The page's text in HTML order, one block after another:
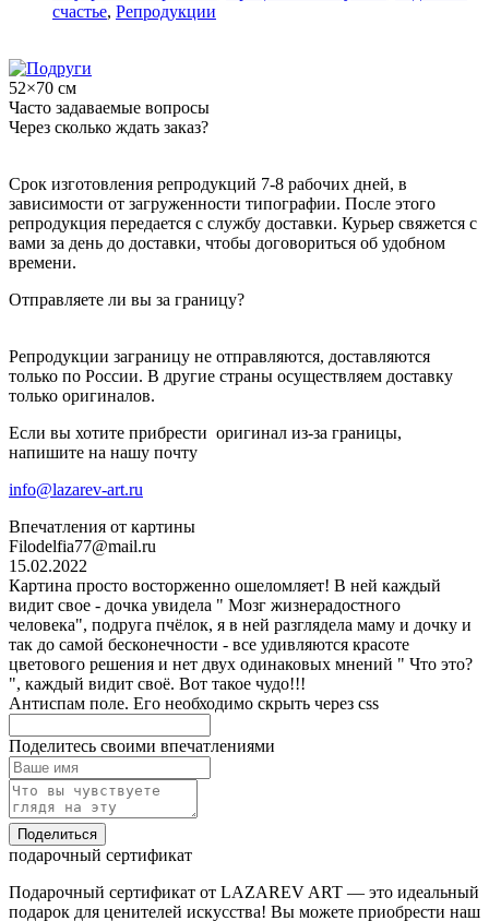
счастье, Репродукции
52×70 см
Часто задаваемые вопросы
Через сколько ждать заказ?
Срок изготовления репродукций 7-8 рабочих дней, в
зависимости от загруженности типографии. После этого
репродукция передается с службу доставки. Курьер свяжется с
вами за день до доставки, чтобы договориться об удобном
времени.
Отправляете ли вы за границу?
Репродукции заграницу не отправляются, доставляются
только по России. В другие страны осуществляем доставку
только оригиналов.
Если вы хотите прибрести оригинал из-за границы,
напишите на нашу почту
info@lazarev-art.ru
Впечатления от картины
Filodelfia77@mail.ru
15.02.2022
Картина просто восторженно ошеломляет! В ней каждый
видит свое - дочка увидела " Мозг жизнерадостного
человека", подруга пчёлок, я в ней разглядела маму и дочку и
так до самой бесконечности - все удивляются красоте
цветового решения и нет двух одинаковых мнений " Что это?
", каждый видит своё. Вот такое чудо!!!
Антиспам поле. Его необходимо скрыть через css
Поделитесь своими впечатлениями
Поделиться
подарочный сертификат
Подарочный сертификат от LAZAREV ART — это идеальный
подарок для ценителей искусства! Вы можете приобрести наш